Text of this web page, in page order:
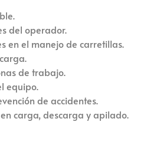
del operador.
en el manejo de carretillas.
de trabajo.
equipo.
de accidentes.
carga, descarga y apilado.